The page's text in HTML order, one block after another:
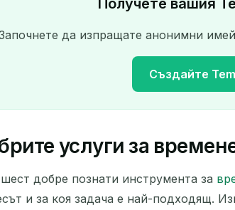
Получете вашия
да изпращате анонимни
Създайте
Вашият временен
услуги за
добре познати инструмента за
и за коя задача е най-подходящ.